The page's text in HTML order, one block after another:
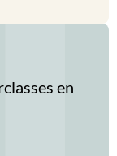
en